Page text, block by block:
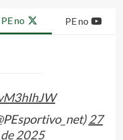
PE no PE no
27
2025